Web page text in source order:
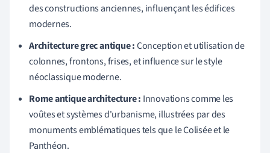
des constructions anciennes, influençant les édifices
modernes.
Architecture grec antique :Conception et utilisation de
colonnes, frontons, frises, et influence sur le style
néoclassique moderne.
Rome antique architecture : Innovations comme les
voûtes et systèmes d'urbanisme, illustrées par des
monuments emblématiques tels que le Colisée et le
Panthéon.